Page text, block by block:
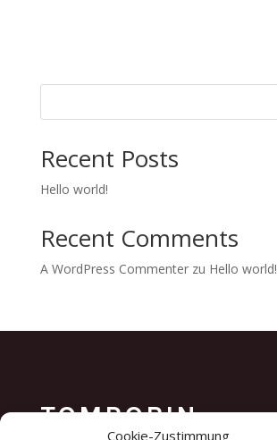
Cookie-Zustimmung
Recent Posts
Hello world!
Recent Comments
A WordPress Commenterzu Hello world!
TOMROBIN